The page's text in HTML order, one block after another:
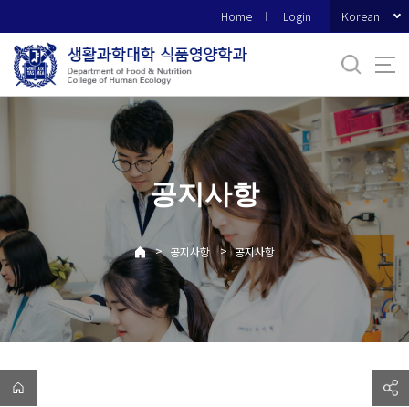
로
메
Home Login Korean
공지사항
> 공지사항 > 공지사항